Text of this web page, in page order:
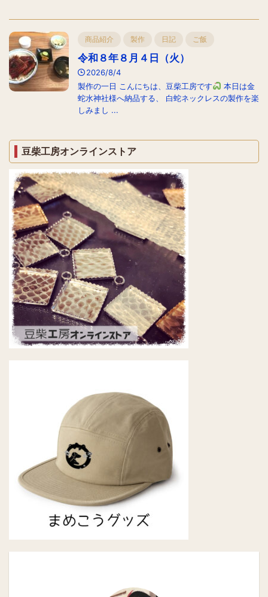
商品紹介 製作 日記 ご飯
令和８年８月４日（火）
2026/8/4
製作の一日 こんにちは、豆柴工房です
本日は金
蛇水神社様へ納品する、 白蛇ネックレスの製作を楽
しみまし ...
豆柴工房オンラインストア